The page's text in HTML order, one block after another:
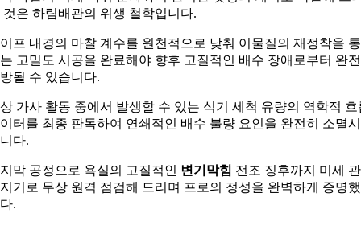
것은 하림배관의 위생 철학입니다.
프 내경의 마찰 계수를 원천적으로 낮춰 이물질의 재정착을
고밀도 시공을 완료해야 향후 고질적인 배수 장애로부터 완
될 수 있습니다.
가사 활동 중에서 발생할 수 있는 식기 세척 유량의 역학적 흐
터를 최종 판독하여 연쇄적인 배수 불량 요인을 완전히 소멸
다.
막 공정으로 욕실의 고질적인 변기막힘 전조 징후까지 미세
기로 무상 원격 점검해 드리며 프로의 정성을 완벽하게 증명
.